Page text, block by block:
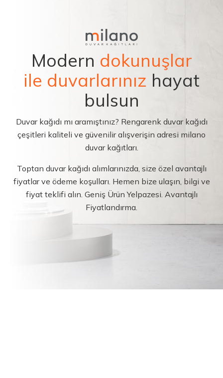
Modern dokunuşlar
ile duvarlarınız hayat
bulsun
Duvar kağıdı mı aramıştınız? Rengarenk duvar kağıdı
çeşitleri kaliteli ve güvenilir alışverişin adresi milano
duvar kağıtları.
Toptan duvar kağıdı alımlarınızda, size özel avantajlı
fiyatlar ve ödeme koşulları. Hemen bize ulaşın, bilgi ve
fiyat teklifi alın. Geniş Ürün Yelpazesi. Avantajlı
Fiyatlandırma.